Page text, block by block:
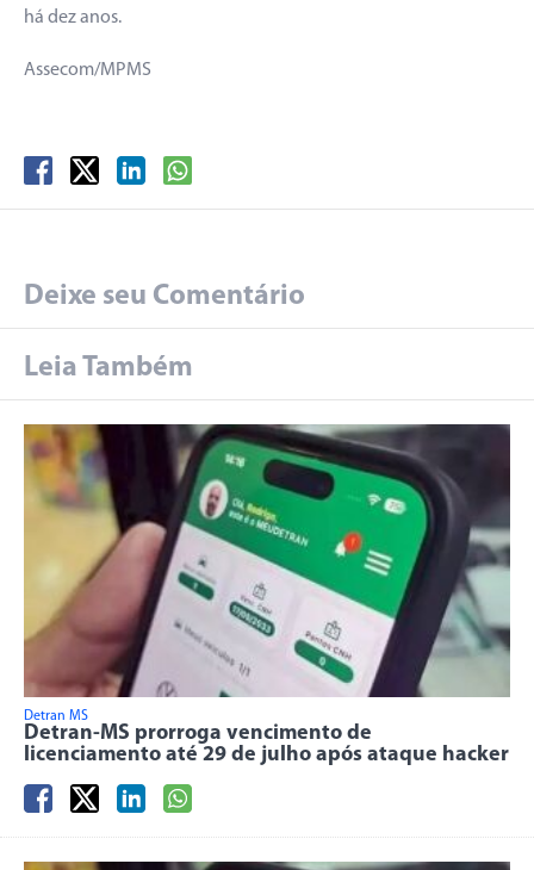
há dez anos.
Assecom/MPMS
Deixe seu Comentário
Leia Também
Detran MS
Detran-MS prorroga vencimento de
licenciamento até 29 de julho após ataque hacker